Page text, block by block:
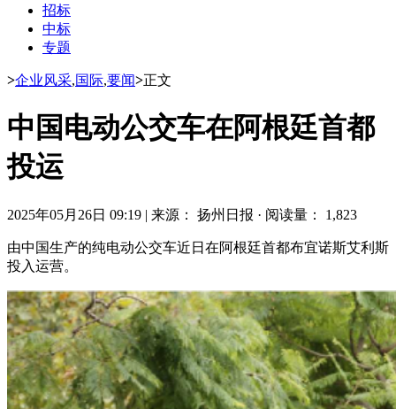
招标
中标
专题
>企业风采,国际,要闻>正文
中国电动公交车在阿根廷首都
投运
2025年05月26日 09:19 | 来源： 扬州日报 · 阅读量： 1,823
由中国生产的纯电动公交车近日在阿根廷首都布宜诺斯艾利斯
投入运营。